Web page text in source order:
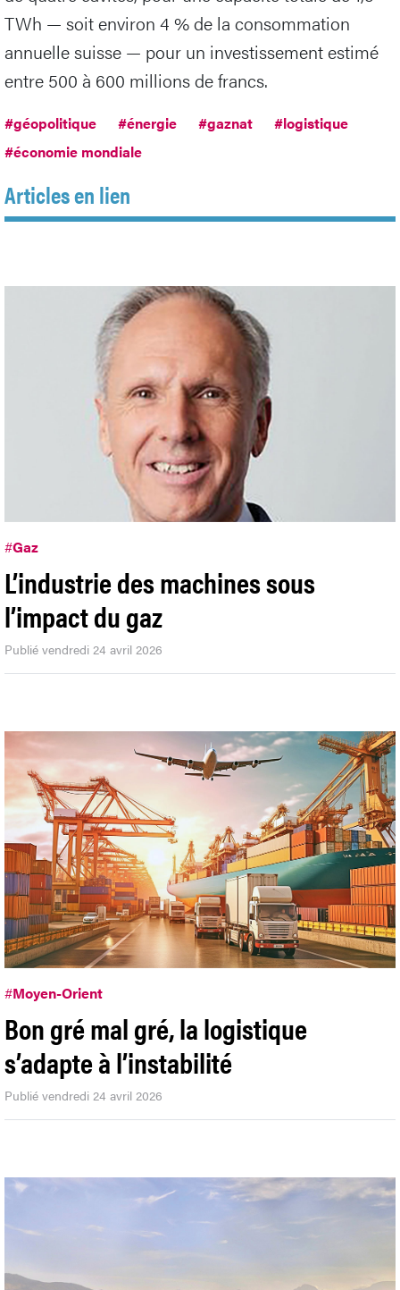
TWh — soit environ 4 % de la consommation
annuelle suisse — pour un investissement estimé
entre 500 à 600 millions de francs.
#géopolitique #énergie #gaznat
#logistique
#économie mondiale
Articles en lien
#Gaz
L’industrie des machines sous
l’impact du gaz
Publié vendredi 24 avril 2026
#Moyen-Orient
Bon gré mal gré, la logistique
s’adapte à l’instabilité
Publié vendredi 24 avril 2026